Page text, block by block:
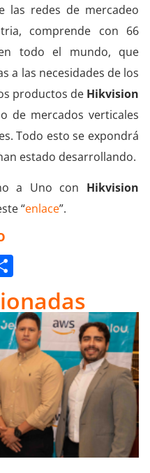
las redes de mercadeo
comprende con 66
todo el mundo, que
a las necesidades de los
productos de Hikvision
de mercados verticales
Todo esto se expondrá
estado desarrollando.
a Uno con Hikvision
“enlace”.